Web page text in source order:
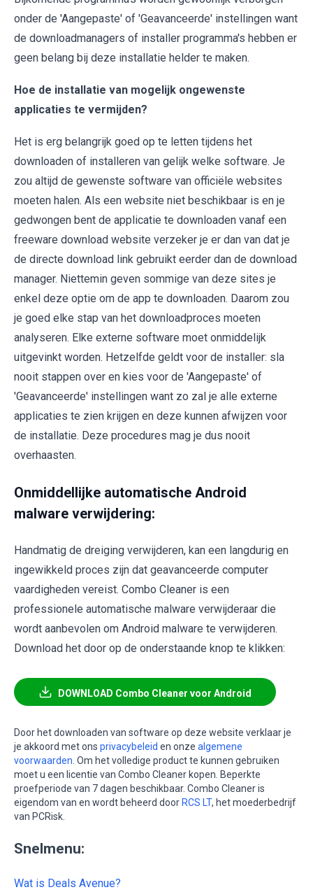
onder de 'Aangepaste' of 'Geavanceerde' instellingen want
de downloadmanagers of installer programma's hebben er
geen belang bij deze installatie helder te maken.
Hoe de installatie van mogelijk ongewenste
applicaties te vermijden?
Het is erg belangrijk goed op te letten tijdens het
downloaden of installeren van gelijk welke software. Je
zou altijd de gewenste software van officiële websites
moeten halen. Als een website niet beschikbaar is en je
gedwongen bent de applicatie te downloaden vanaf een
freeware download website verzeker je er dan van dat je
de directe download link gebruikt eerder dan de download
manager. Niettemin geven sommige van deze sites je
enkel deze optie om de app te downloaden. Daarom zou
je goed elke stap van het downloadproces moeten
analyseren. Elke externe software moet onmiddelijk
uitgevinkt worden. Hetzelfde geldt voor de installer: sla
nooit stappen over en kies voor de 'Aangepaste' of
'Geavanceerde' instellingen want zo zal je alle externe
applicaties te zien krijgen en deze kunnen afwijzen voor
de installatie. Deze procedures mag je dus nooit
overhaasten.
Onmiddellijke automatische Android
malware verwijdering:
Handmatig de dreiging verwijderen, kan een langdurig en
ingewikkeld proces zijn dat geavanceerde computer
vaardigheden vereist. Combo Cleaner is een
professionele automatische malware verwijderaar die
wordt aanbevolen om Android malware te verwijderen.
Download het door op de onderstaande knop te klikken:
DOWNLOAD Combo Cleaner voor Android
Door het downloaden van software op deze website verklaar je
je akkoord met ons privacybeleid en onze algemene
voorwaarden . Om het volledige product te kunnen gebruiken
moet u een licentie van Combo Cleaner kopen. Beperkte
proefperiode van 7 dagen beschikbaar. Combo Cleaner is
eigendom van en wordt beheerd door RCS LT, het moederbedrijf
van PCRisk.
Snelmenu:
Wat is Deals Avenue?